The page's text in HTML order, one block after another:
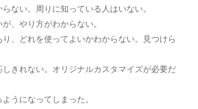
ない。周りに知っている人はいない。
、やり方がわからない。
、どれを使ってよいかわからない。見つけら
きれない。オリジナルカスタマイズが必要だ
うになってしまった。